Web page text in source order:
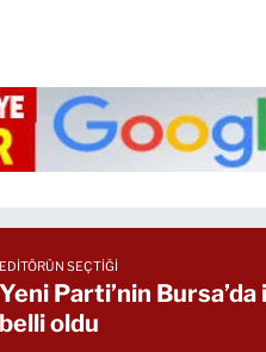
EDITÖRÜN SEÇTIĞI
Yeni Parti’nin
belli oldu